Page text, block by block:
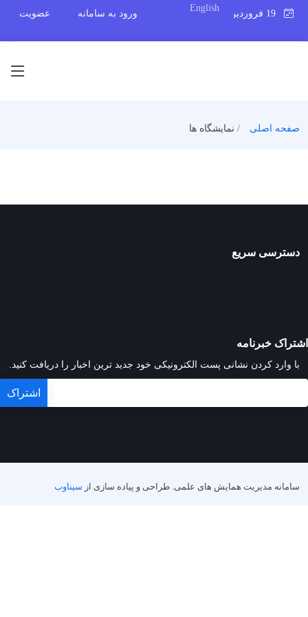
English
ورود به سامانه عضویت
صفحه اصلی نمایشگاه ها
دسترسی سریع
اشتراک خبرنامه
با وارد کردن نشانی پست الکترونیکی خود جدید ترین اخبار را دریافت کنید.
سامانه مدیریت همایش های علمی. طراحی و پیاده سازی از سیناوب